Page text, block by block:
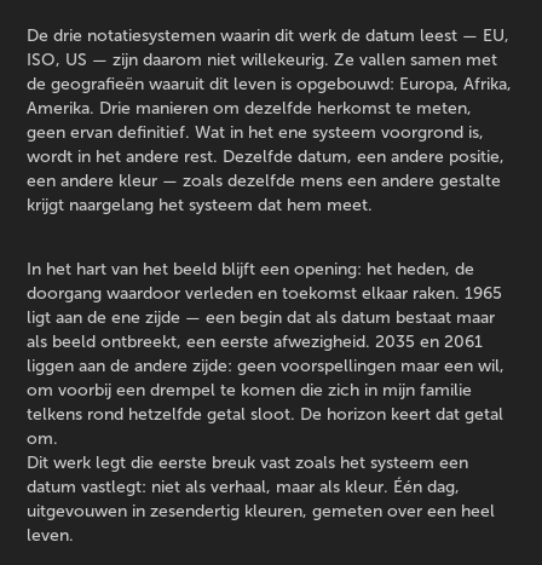
De drie notatiesystemen waarin dit werk de datum leest — EU,
ISO, US — zijn daarom niet willekeurig. Ze vallen samen met
de geografieën waaruit dit leven is opgebouwd: Europa, Afrika,
Amerika. Drie manieren om dezelfde herkomst te meten,
geen ervan definitief. Wat in het ene systeem voorgrond is,
wordt in het andere rest. Dezelfde datum, een andere positie,
een andere kleur — zoals dezelfde mens een andere gestalte
krijgt naargelang het systeem dat hem meet.
In het hart van het beeld blijft een opening: het heden, de
doorgang waardoor verleden en toekomst elkaar raken. 1965
ligt aan de ene zijde — een begin dat als datum bestaat maar
als beeld ontbreekt, een eerste afwezigheid. 2035 en 2061
liggen aan de andere zijde: geen voorspellingen maar een wil,
om voorbij een drempel te komen die zich in mijn familie
telkens rond hetzelfde getal sloot. De horizon keert dat getal
om.
Dit werk legt die eerste breuk vast zoals het systeem een
datum vastlegt: niet als verhaal, maar als kleur. Één dag,
uitgevouwen in zesendertig kleuren, gemeten over een heel
leven.